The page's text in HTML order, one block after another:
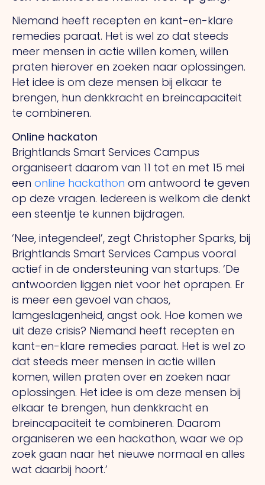
Niemand heeft recepten en kant-en-klare
remedies paraat. Het is wel zo dat steeds
meer mensen in actie willen komen, willen
praten hierover en zoeken naar oplossingen.
Het idee is om deze mensen bij elkaar te
brengen, hun denkkracht en breincapaciteit
te combineren.
Online hackaton
Brightlands Smart Services Campus
organiseert daarom van 11 tot en met 15 mei
een online hackathon om antwoord te geven
op deze vragen. Iedereen is welkom die denkt
een steentje te kunnen bijdragen.
‘Nee, integendeel’, zegt Christopher Sparks, bij
Brightlands Smart Services Campus vooral
actief in de ondersteuning van startups. ‘De
antwoorden liggen niet voor het oprapen. Er
is meer een gevoel van chaos,
lamgeslagenheid, angst ook. Hoe komen we
uit deze crisis? Niemand heeft recepten en
kant-en-klare remedies paraat. Het is wel zo
dat steeds meer mensen in actie willen
komen, willen praten over en zoeken naar
oplossingen. Het idee is om deze mensen bij
elkaar te brengen, hun denkkracht en
breincapaciteit te combineren. Daarom
organiseren we een hackathon, waar we op
zoek gaan naar het nieuwe normaal en alles
wat daarbij hoort.’